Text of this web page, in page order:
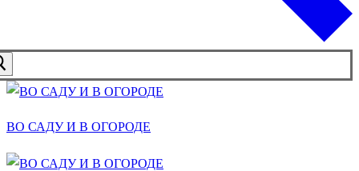
ВО САДУ И В ОГОРОДЕ